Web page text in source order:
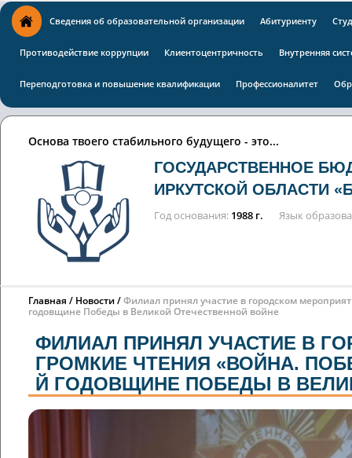
Сведения об образовательной организации Абитуриенту
Противодействие коррупции Клиентоцентричность Внутренняя
Переподготовка и повышение квалификации Профессионалитет
Основа твоего стабильного будущего - это...
ГОСУДАРСТВЕННОЕ
ИРКУТСКОЙ ОБЛАСТИ
Год основания 1988 г. Язык
Главная Новости
Филиал принял участие в городском
годовщине Победы в Великой Отечественной войне
ФИЛИАЛ ПРИНЯЛ УЧАСТИЕ В
ГРОМКИЕ ЧТЕНИЯ «ВОЙНА.
Й ГОДОВЩИНЕ ПОБЕДЫ В